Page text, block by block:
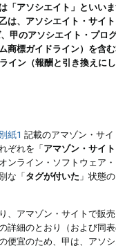
「アソシエイト」とい
は、アソシエイト・サイ
甲のアソシエイト・プ
商標ガイドライン）を
イン（報酬と引き換えに
別紙1 記載のアマゾン・サ
ぞれを「アマゾン・サイト
ンライン・ソフトウェア
な「タグが付いた 」状態
、アマゾン・サイトで販
詳細のとおり（および同
便宜のため、甲は、アソ